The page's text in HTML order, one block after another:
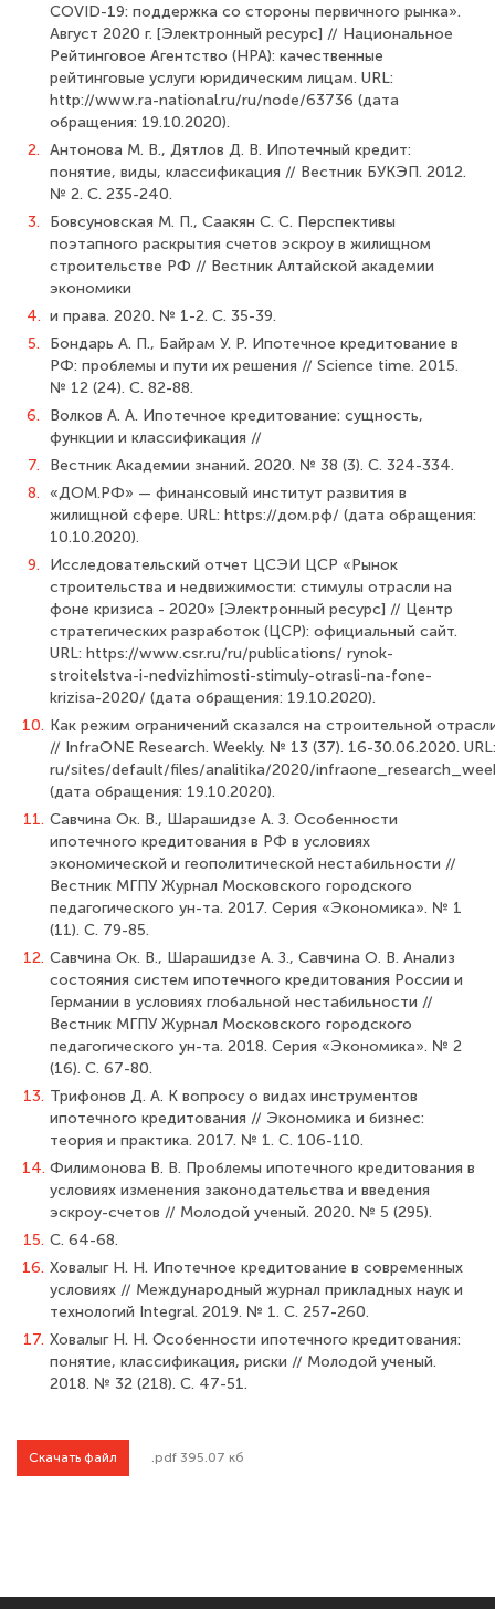
COVID-19: поддержка со стороны первичного рынка».
Август 2020 г. [Электронный ресурс] // Националь­ное
Рейтинговое Агентство (НРА): качественные
рейтинговые услуги юридическим лицам. URL:
http://www.ra-national.ru/ru/node/63736 (дата
обращения: 19.10.2020).
2. Антонова М. В., Дятлов Д. В. Ипотечный кредит:
понятие, виды, класси­фикация // Вестник БУКЭП. 2012.
№ 2. С. 235-240.
3.
Бовсуновская М. П., Саакян С. С. Перспективы
поэтапного раскрытия сче­тов эскроу в жилищном
строительстве РФ // Вестник Алтайской академии
экономики
4. и права. 2020. № 1-2. С. 35-39.
5.
Бондарь А. П., Байрам У. Р. Ипотечное кредитование в
РФ: проблемы и пути их решения // Science time. 2015.
№ 12 (24). С. 82-88.
6.
Волков А. А. Ипотечное кредитование: сущность,
функции и классификация //
7.
Вестник Академии знаний. 2020. № 38 (3). С. 324-334.
8.
«ДОМ.РФ» — финансовый институт развития в
жилищной сфере. URL: https://дом.рф/ (дата обращения:
10.10.2020).
9.
Исследовательский отчет ЦСЭИ ЦСР «Рынок
строительства и недвижимости: стимулы отрасли на
фоне кризиса - 2020» [Электронный ресурс] // Центр
стратеги­ческих разработок (ЦСР): официальный сайт.
URL: https://www.csr.ru/ru/publications/ rynok-
stroitelstva-i-nedvizhimosti-stimuly-otrasli-na-fone-
krizisa-2020/ (дата обращения: 19.10.2020).
10. Как режим ограничений сказался на строительной
// InfraONE Research. Weekly. № 13 (37). 16-30.06.2020.
ru/sites/default/files/analitika/2020/
(дата обращения: 19.10.2020).
11. Савчина Ок. В., Шарашидзе А. З. Особенности
ипотечного кредитования в РФ в условиях
экономической и геополитической нестабильности //
Вестник МГПУ Журнал Московского городского
педагогического ун-та. 2017. Серия «Экономика». № 1
(11). С. 79-85.
12. Савчина Ок. В., Шарашидзе А. З., Савчина О. В. Анализ
состояния си­стем ипотечного кредитования России и
Германии в условиях глобальной нестабиль­ности //
Вестник МГПУ Журнал Московского городского
педагогического ун-та. 2018. Серия «Экономика». № 2
(16). С. 67-80.
13. Трифонов Д. А. К вопросу о видах инструментов
ипотечного кредитования // Экономика и бизнес:
теория и практика. 2017. № 1. С. 106-110.
14. Филимонова В. В. Проблемы ипотечного кредитования в
условиях измене­ния законодательства и введения
эскроу-счетов // Молодой ученый. 2020. № 5 (295).
15. С. 64-68.
16. Ховалыг Н. Н. Ипотечное кредитование в современных
условиях // Между­народный журнал прикладных наук и
технологий Integral. 2019. № 1. С. 257-260.
17. Ховалыг Н. Н. Особенности ипотечного кредитования:
понятие, классифи­кация, риски // Молодой ученый.
2018. № 32 (218). С. 47-51.
Скачать файл .pdf 395.07 кб